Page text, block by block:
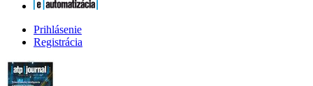
Prihlásenie
Registrácia